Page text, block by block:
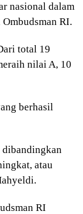
nasional dalam
RI.
total 19
nilai A, 10
berhasil
dibandingkan
atau
RI